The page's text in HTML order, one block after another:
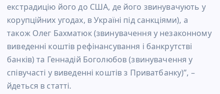
екстрадицію його до США, де його звинувачують у
корупційних угодах, в Україні під санкціями), а
також Олег Бахматюк (звинувачення у незаконному
виведенні коштів рефінансування і банкрутстві
банків) та Геннадій Боголюбов (звинувачення у
співучасті у виведенні коштів з Приватбанку)”, –
йдеться в статті.